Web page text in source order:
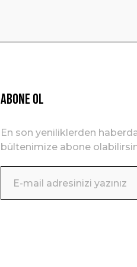
ABONE OL
En son yeniliklerden
bültenimize abone